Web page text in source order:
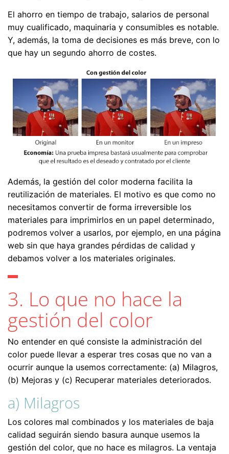
El ahorro en tiempo de trabajo, salarios de personal
muy cualificado, maquinaria y consumibles es notable.
Y, además, la toma de decisiones es más breve, con lo
que hay un segundo ahorro de costes.
Además, la gestión del color moderna facilita la
reutilización de materiales. El motivo es que como no
necesitamos convertir de forma irreversible los
materiales para imprimirlos en un papel determinado,
podremos volver a usarlos, por ejemplo, en una página
web sin que haya grandes pérdidas de calidad y
debamos volver a los materiales originales.
3. Lo que no hace la
gestión del color
No entender en qué consiste la administración del
color puede llevar a esperar tres cosas que no van a
ocurrir aunque la usemos correctamente: (a) Milagros,
(b) Mejoras y (c) Recuperar materiales deteriorados.
a) Milagros
Los colores mal combinados y los materiales de baja
calidad seguirán siendo basura aunque usemos la
gestión del color, que no hace es milagros. La ventaja